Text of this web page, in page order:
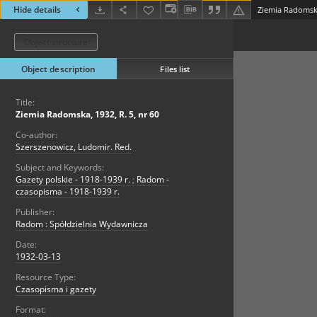
Hide details Ziemia
Object description Files list
Title:
Ziemia Radomska, 1932, R. 5, nr 60
Co-author:
Szerszenowicz, Ludomir. Red.
Subject and Keywords:
Gazety polskie - 1918-1939 r. ; Radom -
czasopisma - 1918-1939 r.
Publisher:
Radom : Spółdzielnia Wydawnicza
Date:
1932-03-13
Resource Type:
Czasopisma i gazety
Format: